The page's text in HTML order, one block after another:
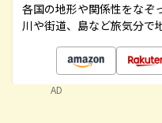
各国の地形や関係性をなぞ
川や街道、島など旅気分で
AD